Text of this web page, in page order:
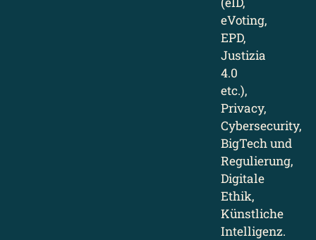
eVoting,
EPD,
Justizia
4.0
etc.),
Privacy,
Cybersecurity,
BigTech und
Regulierung,
Digitale
Ethik,
Künstliche
Intelligenz.